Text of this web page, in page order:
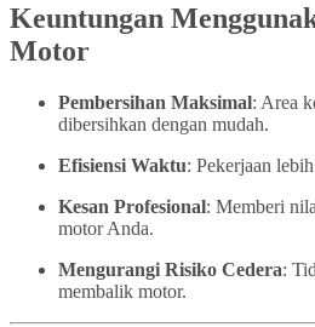
Keuntungan
Motor
Pembersihan Maksimal: Area
dibersihkan dengan mudah.
Efisiensi Waktu: Pekerjaan
Kesan Profesional: Memberi
motor Anda.
Mengurangi Risiko Cedera:
membalik motor.